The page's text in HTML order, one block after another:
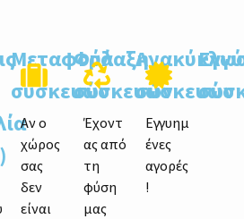
Μεταφορά
συσκευών
Φύλαξη
συσκευών
Αν ο
χώρος
σας
δεν
είναι
συσκευών
Έχοντ
ας από
τη
φύση
μας
Εγγυημ
ένες
αγορές
!